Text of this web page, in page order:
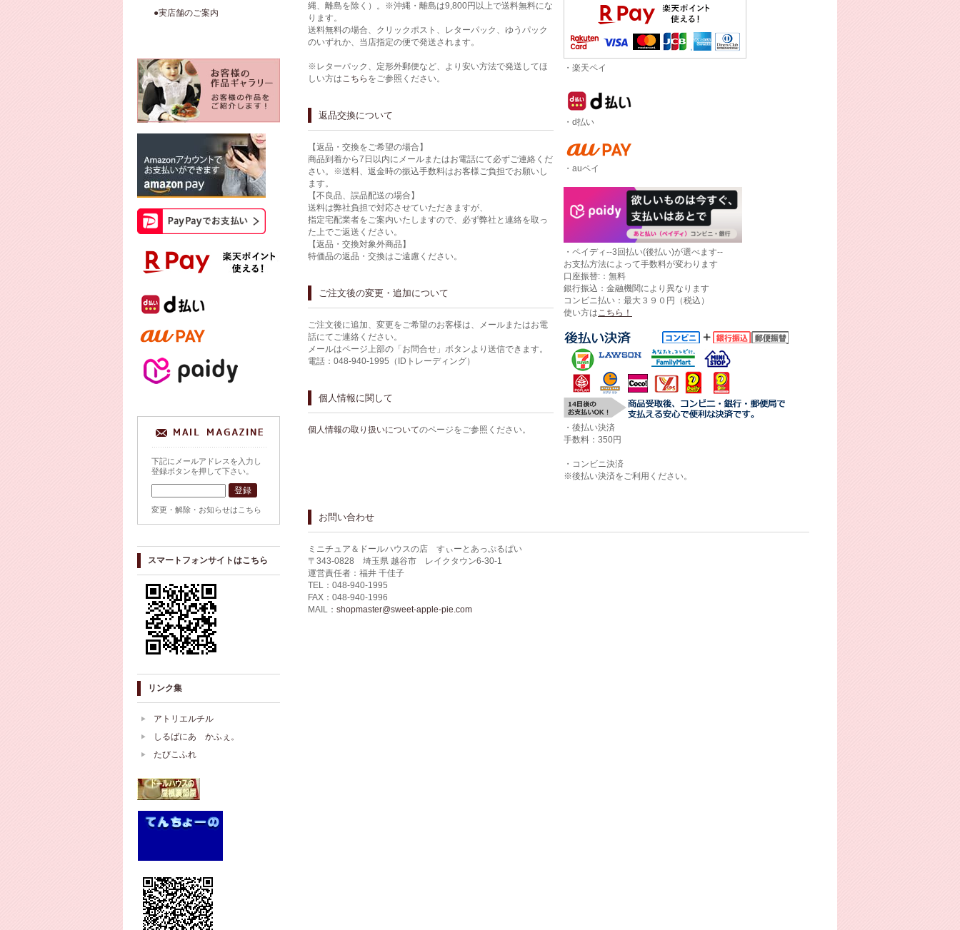
縄、離島を除く）。※沖縄・離島は9,800円以上で送料無料にな
ります。
送料無料の場合、クリックポスト、レターパック、ゆうパック
のいずれか、当店指定の便で発送されます。
※レターパック、定形外郵便など、より安い方法で発送してほ
しい方はこちら をご参照ください。
返品交換について
【返品・交換をご希望の場合】
商品到着から7日以内にメールまたはお電話にて必ずご連絡くだ
さい。※送料、返金時の振込手数料はお客様ご負担でお願いし
ます。
【不良品、誤品配送の場合】
送料は弊社負担で対応させていただきますが、
指定宅配業者をご案内いたしますので、必ず弊社と連絡を取っ
た上でご返送ください。
【返品・交換対象外商品】
特価品の返品・交換はご遠慮ください。
ご注文後の変更・追加について
ご注文後に追加、変更をご希望のお客様は、メールまたはお電
話にてご連絡ください。
メールはページ上部の「お問合せ」ボタンより送信できます。
電話：048-940-1995（IDトレーディング）
個人情報に関して
個人情報の取り扱いについてのページをご参照ください。
・楽天ペイ
・d払い
・auペイ
・ペイディ--3回払い(後払い)が選べます--
お支払方法によって手数料が変わります
口座振替:：無料
銀行振込：金融機関により異なります
コンビニ払い：最大３９０円（税込）
使い方は こちら！
・後払い決済
手数料：350円
・コンビニ決済
※後払い決済をご利用ください。
お問い合わせ
ミニチュア＆ドールハウスの店 すぃーとあっぷるぱい
〒343-0828 埼玉県 越谷市 レイクタウン6-30-1
運営責任者：福井 千佳子
TEL：048-940-1995
FAX：048-940-1996
MAIL： shopmaster@sweet-apple-pie.com
●実店舗のご案内
下記にメールアドレスを入力し
登録ボタンを押して下さい。
変更・解除・お知らせはこちら
スマートフォンサイトはこちら
リンク集
アトリエルチル
しるばにあ かふぇ。
たびこふれ